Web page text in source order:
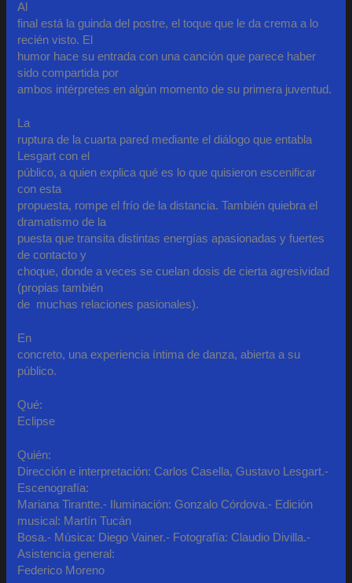
Al
final está la guinda del postre, el toque que le da crema a lo
recién visto. El
humor hace su entrada con una canción que parece haber
sido compartida por
ambos intérpretes en algún momento de su primera juventud.
La
ruptura de la cuarta pared mediante el diálogo que entabla
Lesgart con el
público, a quien explica qué es lo que quisieron escenificar
con esta
propuesta, rompe el frío de la distancia. También quiebra el
dramatismo de la
puesta que transita distintas energías apasionadas y fuertes
de contacto y
choque, donde a veces se cuelan dosis de cierta agresividad
(propias también
de muchas relaciones pasionales).
En
concreto, una experiencia íntima de danza, abierta a su
público.
Qué:
Eclipse
Quién:
Dirección e interpretación: Carlos Casella, Gustavo Lesgart.-
Escenografía:
Mariana Tirantte.- Iluminación: Gonzalo Córdova.- Edición
musical: Martín Tucán
Bosa.- Música: Diego Vainer.- Fotografía: Claudio Divilla.-
Asistencia general:
Federico Moreno